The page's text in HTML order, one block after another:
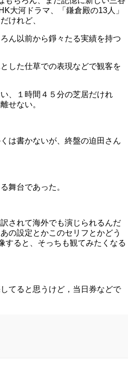
大河ドラマ、「鎌倉殿の13人」
けれど、
ん以前から錚々たる実績を持つ
した仕草での表現などで観客を
、１時間４５分の芝居だけれ
せない。
は書かないが、終盤の迫田さん
舞台であった。
されて海外でも演じられるんだ
の設定とかこのセリフとかどう
すると、そっちも観てみたくなる
てると思うけど，当日券などで